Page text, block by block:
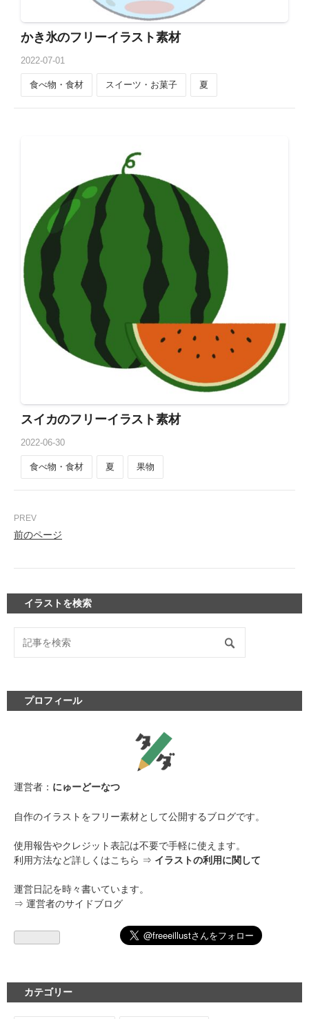
2022-07-01
かき氷のフリーイラスト素材
食べ物・食材 スイーツ・お菓子 夏
2022-06-30
スイカのフリーイラスト素材
食べ物・食材 夏 果物
前のページ
イラストを検索
プロフィール
運営者： にゅーどーなつ
自作のイラストをフリー素材として公開するブログです。
使用報告やクレジット表記は不要で手軽に使えます。
利用方法など詳しくはこちら ⇒ イラストの利用に関して
運営日記を時々書いています。
⇒ 運営者のサイドブログ
カテゴリー